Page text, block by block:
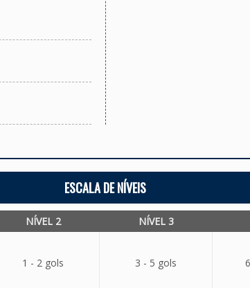
ESCALA DE NÍVEIS
NÍVEL 2 NÍVEL 3
1 - 2 gols 3 - 5 gols